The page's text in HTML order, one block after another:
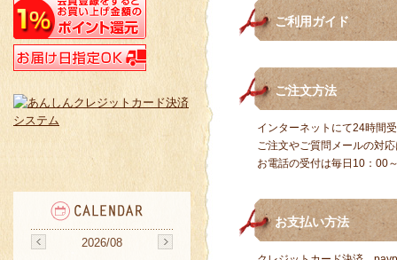
ご利用ガイド
ご注文方法
インターネットにて24時間
ご注文やご質問メールの対
お電話の受付は毎日10：00
お支払い方法
2026/08